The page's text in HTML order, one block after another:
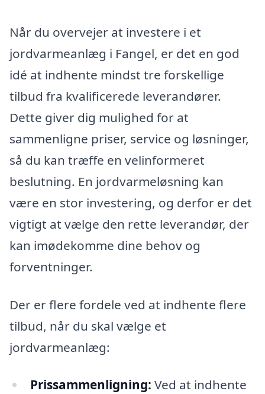
Når du overvejer at investere i et
jordvarmeanlæg i Fangel, er det en god
idé at indhente mindst tre forskellige
tilbud fra kvalificerede leverandører.
Dette giver dig mulighed for at
sammenligne priser, service og løsninger,
så du kan træffe en velinformeret
beslutning. En jordvarmeløsning kan
være en stor investering, og derfor er det
vigtigt at vælge den rette leverandør, der
kan imødekomme dine behov og
forventninger.
Der er flere fordele ved at indhente flere
tilbud, når du skal vælge et
jordvarmeanlæg:
Prissammenligning: Ved at indhente